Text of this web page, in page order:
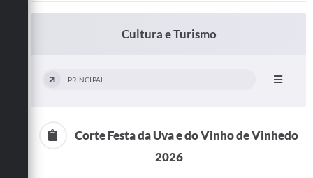
Licitações
Tributos Online
Cultura e Turismo
PRINCIPAL
Corte Festa da Uva e do Vinho de Vinhedo
2026